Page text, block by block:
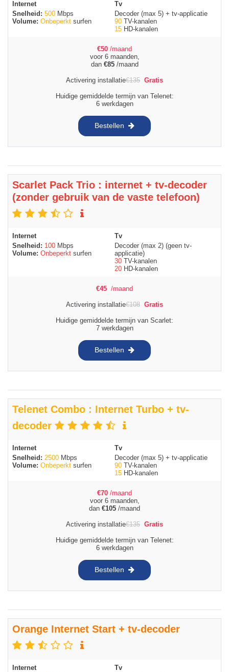
Internet
Snelheid: 500 Mbps
Volume: Onbeperkt surfen
Tv
Decoder (max 5) + tv-applicatie
90 TV-kanalen
15 HD-kanalen
€50 /maand
voor 6 maanden,
dan €85/maand
Activering installatie€135 Gratis
Huidige gemiddelde termijn van Telenet:
6 werkdagen
Bestellen
Scarlet Pack Trio : internet + tv-decoder
(zonder gebruik van de vaste telefoon)
Internet
Snelheid: 100 Mbps
Volume: Onbeperkt surfen
Tv
Decoder (max 2) (geen tv-
applicatie)
30 TV-kanalen
20 HD-kanalen
€45 /maand
Activering installatie€108 Gratis
Huidige gemiddelde termijn van Scarlet:
7 werkdagen
Bestellen
Telenet Combo : Internet Turbo + tv-
decoder
Internet
Snelheid: 2500 Mbps
Volume: Onbeperkt surfen
Tv
Decoder (max 5) + tv-applicatie
90 TV-kanalen
15 HD-kanalen
€70 /maand
voor 6 maanden,
dan €105 /maand
Activering installatie€135 Gratis
Huidige gemiddelde termijn van Telenet:
6 werkdagen
Bestellen
Orange Internet Start + tv-decoder
Internet
Tv